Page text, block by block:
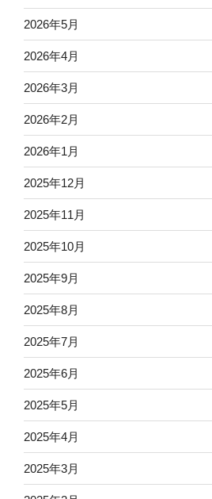
2026年5月
2026年4月
2026年3月
2026年2月
2026年1月
2025年12月
2025年11月
2025年10月
2025年9月
2025年8月
2025年7月
2025年6月
2025年5月
2025年4月
2025年3月